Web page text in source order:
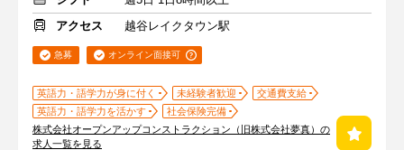
アクセス
越谷レイクタウン駅
急募 オンライン面接可
英語力・語学力が身に付く 未経験者歓迎
交通費支給
英語力・語学力を活かす
社会保険完備
株式会社オープンアップコンストラクション（旧株式会社夢真）の
求人一覧を見る